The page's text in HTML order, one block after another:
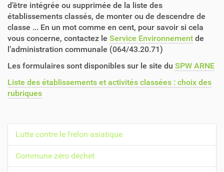
d’être intégrée ou supprimée de la liste des
établissements classés, de monter ou de descendre de
classe ... En un mot comme en cent, pour savoir si cela
vous concerne, contactez le Service Environnement de
l’administration communale (064/43.20.71)
Les formulaires sont disponibles sur le site du SPW ARNE
Liste des établissements et activités classées : choix des
rubriques
N
a
v
Lutte contre le frelon asiatique
Commune zéro déchet